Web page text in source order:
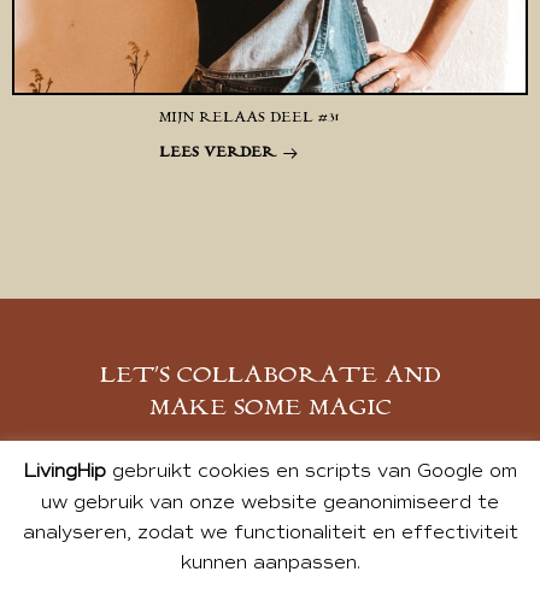
MIJN RELAAS DEEL #31
LEES VERDER
LET’S COLLABORATE AND
MAKE SOME MAGIC
MELD JE AAN
LivingHipgebruikt cookies en scripts van Google om
uw gebruik van onze website geanonimiseerd te
analyseren, zodat we functionaliteit en effectiviteit
kunnen aanpassen.